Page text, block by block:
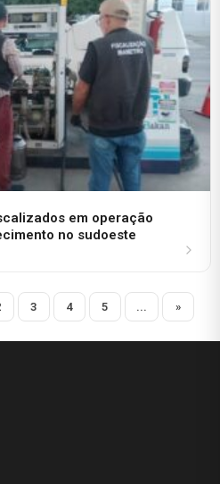
em operação
no sudoeste
3 4 5 ... »